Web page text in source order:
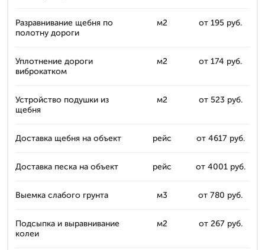
Разравнивание щебня по
полотну дороги
м2 от 195 руб.
Уплотнение дороги
виброкатком
м2 от 174 руб.
Устройство подушки из
щебня
м2 от 523 руб.
Доставка щебня на объект рейс от 4617 руб.
Доставка песка на объект рейс от 4001 руб.
Выемка слабого грунта м3 от 780 руб.
Подсыпка и выравнивание
колеи
м2 от 267 руб.